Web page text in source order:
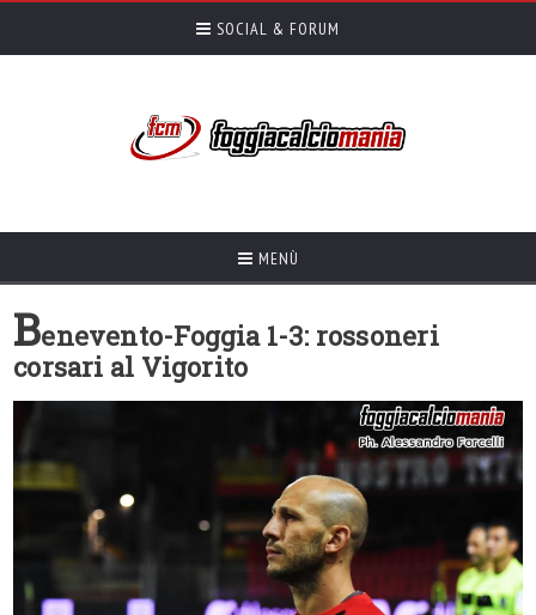
SOCIAL & FORUM
MENÙ
Benevento-Foggia 1-3: rossoneri
corsari al Vigorito